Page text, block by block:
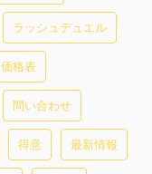
ラッシュデュエル
価格表
問い合わせ
得意 最新情報